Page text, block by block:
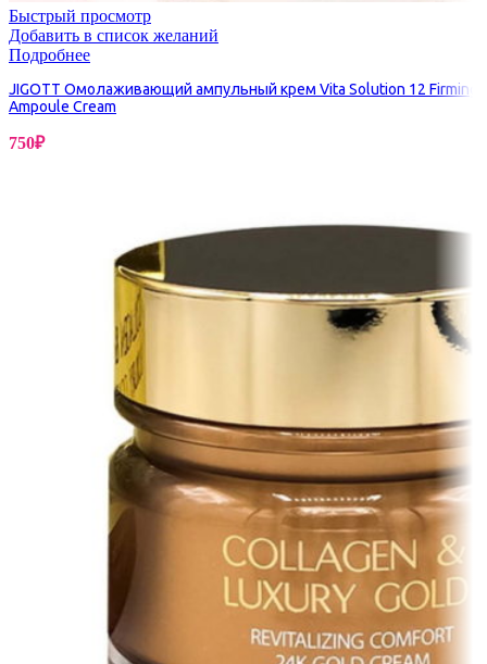
Быстрый просмотр
Добавить в список желаний
Подробнее
JIGOTT Омолаживающий ампульный крем Vita Solution 12 Firming
Ampoule Cream
750₽